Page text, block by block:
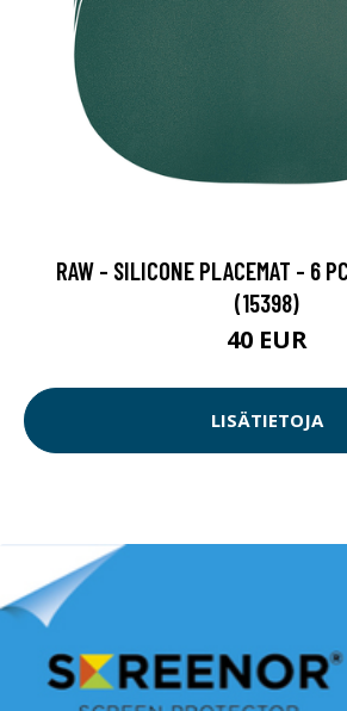
RAW - SILICONE PLACEMAT - 6
(15398)
40 EUR
LISÄTIETOJA